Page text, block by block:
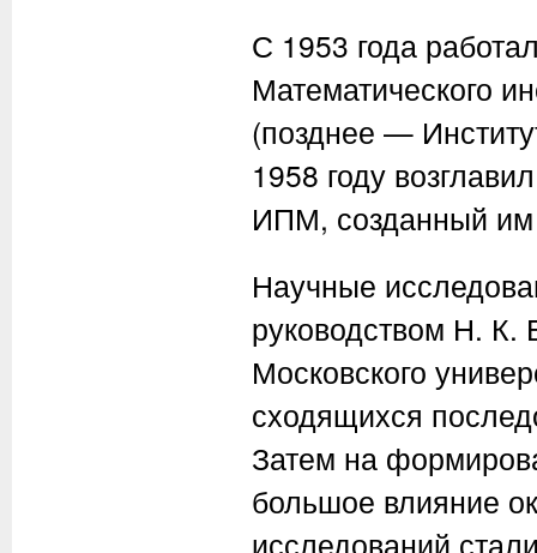
С 1953 года
Математического
(позднее —
1958 году
ИПМ, созданный
Научные
руководством Н. К.
Московского
сходящихся
Затем на
большое влияние
исследований